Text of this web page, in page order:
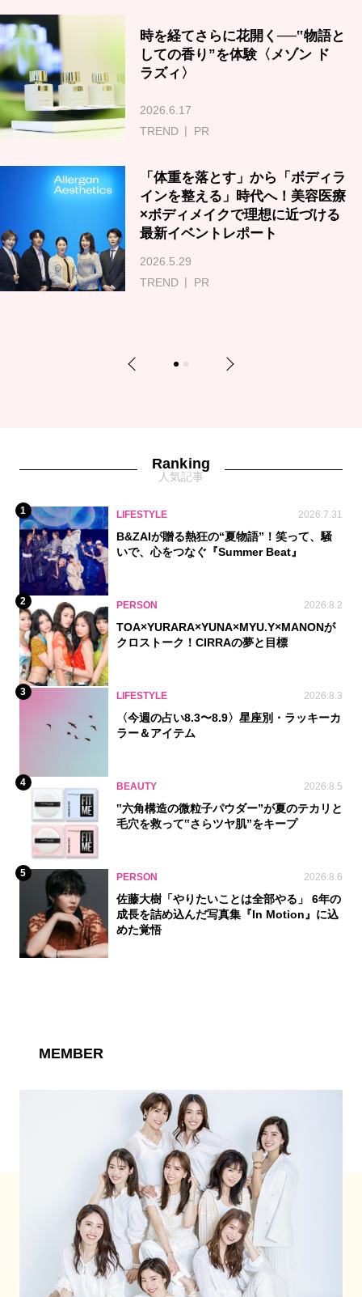
時を経てさらに花開く──‟物語と
しての香り”を体験〈メゾン ド
ラズィ〉
2026.6.17
TREND
PR
「体重を落とす」から「ボディラ
インを整える」時代へ！美容医療
×ボディメイクで理想に近づける
最新イベントレポート
2026.5.29
TREND
PR
Previous 1 2 Next
Ranking
人気記事
1 LIFESTYLE 2026.7.31
B&ZAIが贈る熱狂の“夏物語”！笑って、騒
いで、心をつなぐ『Summer Beat』
2 PERSON 2026.8.2
TOA×YURARA×YUNA×MYU.Y×MANONが
クロストーク！CIRRAの夢と目標
3 LIFESTYLE 2026.8.3
〈今週の占い8.3〜8.9〉星座別・ラッキーカ
ラー＆アイテム
4 BEAUTY 2026.8.5
‟六角構造の微粒子パウダー”が夏のテカリと
毛穴を救って‟さらツヤ肌”をキープ
5 PERSON 2026.8.6
佐藤大樹「やりたいことは全部やる」 6年の
成長を詰め込んだ写真集『In Motion』に込
めた覚悟
MEMBER